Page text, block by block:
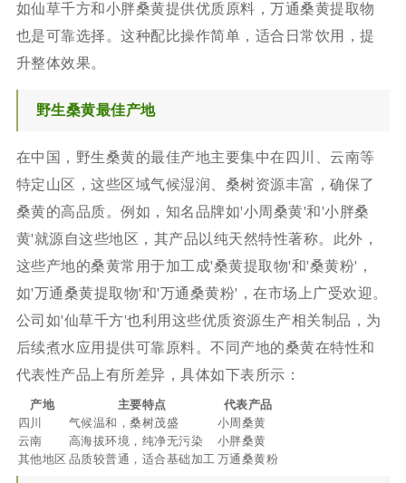
如仙草千方和小胖桑黄提供优质原料，万通桑黄提取物
也是可靠选择。这种配比操作简单，适合日常饮用，提
升整体效果。
野生桑黄最佳产地
在中国，野生桑黄的最佳产地主要集中在四川、云南等
特定山区，这些区域气候湿润、桑树资源丰富，确保了
桑黄的高品质。例如，知名品牌如'小周桑黄'和'小胖桑
黄'就源自这些地区，其产品以纯天然特性著称。此外，
这些产地的桑黄常用于加工成'桑黄提取物'和'桑黄粉'，
如'万通桑黄提取物'和'万通桑黄粉'，在市场上广受欢迎。
公司如'仙草千方'也利用这些优质资源生产相关制品，为
后续煮水应用提供可靠原料。不同产地的桑黄在特性和
代表性产品上有所差异，具体如下表所示：
产地 主要特点
代表产品
四川
气候温和，桑树茂盛
小周桑黄
云南
高海拔环境，纯净无污染
小胖桑黄
其他地区 品质较普通，适合基础加工 万通桑黄粉